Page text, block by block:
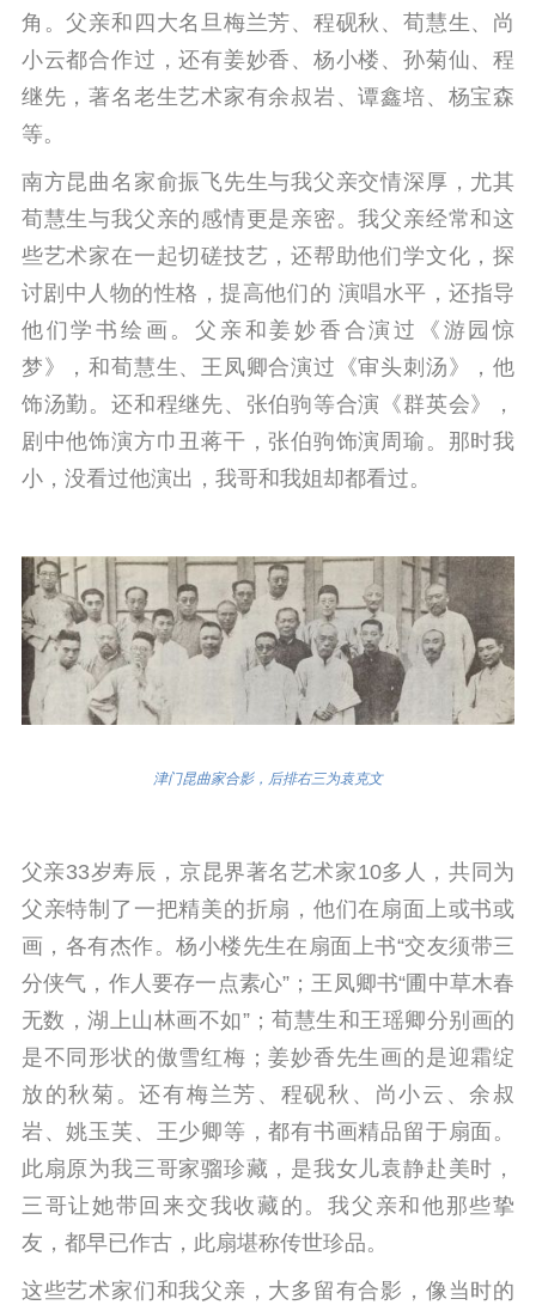
角。父亲和四大名旦梅兰芳、程砚秋、荀慧生、尚
小云都合作过，还有姜妙香、杨小楼、孙菊仙、程
继先，著名老生艺术家有余叔岩、谭鑫培、杨宝森
等。
南方昆曲名家俞振飞先生与我父亲交情深厚，尤其
荀慧生与我父亲的感情更是亲密。我父亲经常和这
些艺术家在一起切磋技艺，还帮助他们学文化，探
讨剧中人物的性格，提高他们的 演唱水平，还指导
他们学书绘画。父亲和姜妙香合演过《游园惊
梦》，和荀慧生、王凤卿合演过《审头刺汤》，他
饰汤勤。还和程继先、张伯驹等合演《群英会》，
剧中他饰演方巾丑蒋干，张伯驹饰演周瑜。 那时我
小，没看过他演出，我哥和我姐却都看过。
津门昆曲家合影，后排右三为袁克文
父亲33岁寿辰，京昆界著名艺术家10多人，共同为
父亲特制了一把精美的折扇，他们在扇面上或书或
画，各有杰作。杨小楼先生在扇面上书“交友须带三
分侠气，作人要存一点素心”；王凤卿书“圃中草木春
无数，湖上山林画不如”；荀慧生和王瑶卿分别画的
是不同形状的傲雪红梅；姜妙香先生画的是迎霜绽
放的秋菊。还有梅兰芳、程砚秋、尚小云、余叔
岩、姚玉芙、王少卿等，都有书画精品留于扇面。
此扇原为我三哥家骝珍藏，是我女儿袁静赴美时，
三哥让她带回来交我收藏的。我父亲和他那些挚
友，都早已作古，此扇堪称传世珍品。
这些艺术家们和我父亲，大多留有合影，像当时的